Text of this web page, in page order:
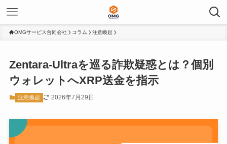
OMGサービス合同会社 コラム 注意喚起
Zentara-Ultraを巡る詐欺疑惑とは？個別
ウォレットへXRP送金を指示
注意喚起 2026年7月29日